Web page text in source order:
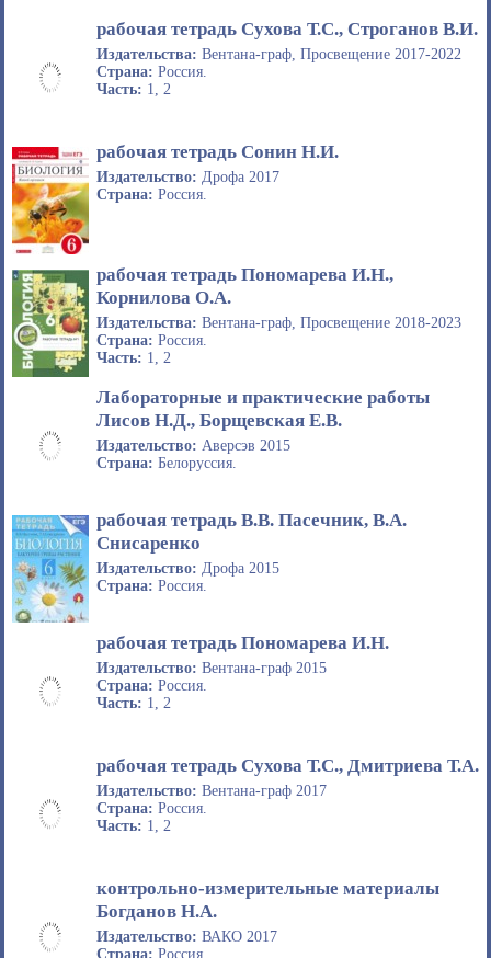
рабочая тетрадь Сухова Т.С., Строганов В.И.
Издательства: Вентана-граф, Просвещение 2017-2022
Страна: Россия.
Часть: 1, 2
рабочая тетрадь Сонин Н.И.
Издательство: Дрофа 2017
Страна: Россия.
рабочая тетрадь Пономарева И.Н.,
Корнилова О.А.
Издательства: Вентана-граф, Просвещение 2018-2023
Страна: Россия.
Часть: 1, 2
Лабораторные и практические работы
Лисов Н.Д., Борщевская Е.В.
Издательство: Аверсэв 2015
Страна: Белоруссия.
рабочая тетрадь В.В. Пасечник, В.А.
Снисаренко
Издательство: Дрофа 2015
Страна: Россия.
рабочая тетрадь Пономарева И.Н.
Издательство: Вентана-граф 2015
Страна: Россия.
Часть: 1, 2
рабочая тетрадь Сухова Т.С., Дмитриева Т.А.
Издательство: Вентана-граф 2017
Страна: Россия.
Часть: 1, 2
контрольно-измерительные материалы
Богданов Н.А.
Издательство: ВАКО 2017
Страна: Россия.